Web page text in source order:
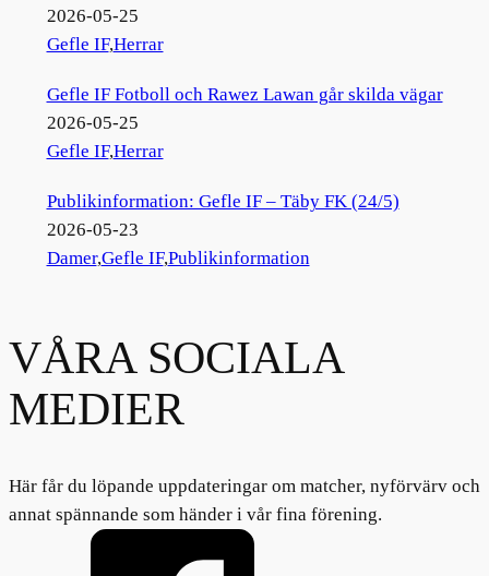
2026-05-25
Gefle IF,Herrar
Gefle IF Fotboll och Rawez Lawan går skilda vägar
2026-05-25
Gefle IF,Herrar
Publikinformation: Gefle IF – Täby FK (24/5)
2026-05-23
Damer,Gefle IF,Publikinformation
VÅRA SOCIALA
MEDIER
Här får du löpande uppdateringar om matcher, nyförvärv och
annat spännande som händer i vår fina förening.